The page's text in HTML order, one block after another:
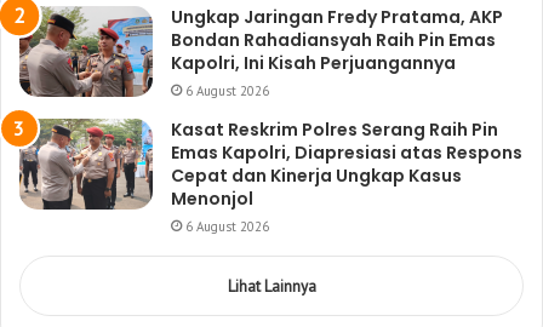
Ungkap Jaringan Fredy Pratama, AKP
Bondan Rahadiansyah Raih Pin Emas
Kapolri, Ini Kisah Perjuangannya
6 August 2026
Kasat Reskrim Polres Serang Raih Pin
Emas Kapolri, Diapresiasi atas Respons
Cepat dan Kinerja Ungkap Kasus
Menonjol
6 August 2026
Lihat Lainnya